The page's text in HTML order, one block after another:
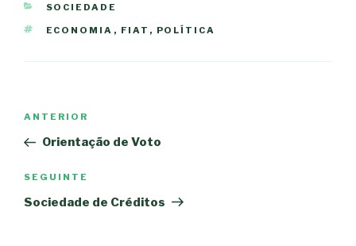
CATEGORIAS
SOCIEDADE
ETIQUETAS
ECONOMIA , FIAT , POLÍTICA
artigos
Conteúdo
anterior
ANTERIOR
Orientação de Voto
Conteúdo
seguinte
SEGUINTE
Sociedade de Créditos